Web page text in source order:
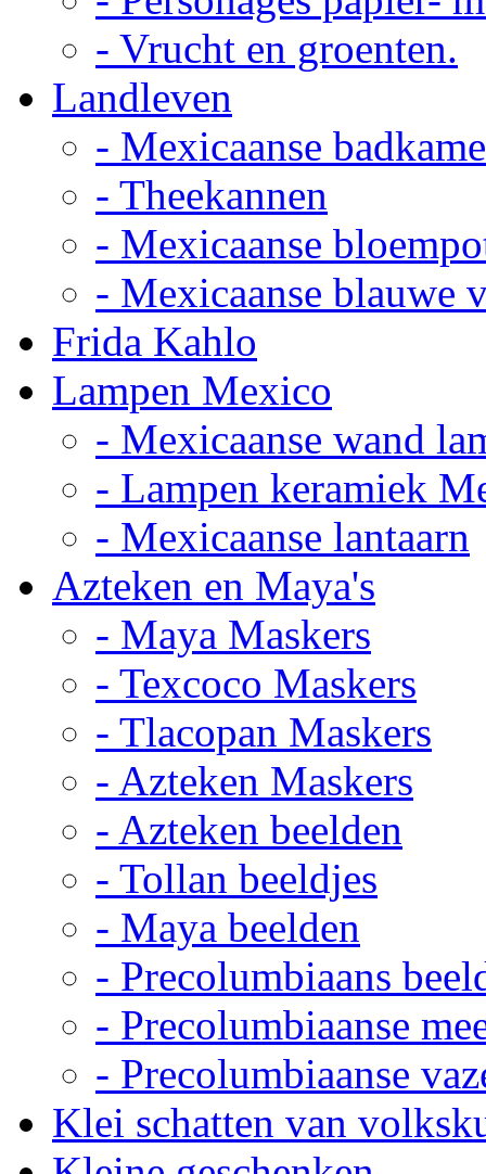
- Vrucht en groenten.
Landleven
- Mexicaanse
- Theekannen
- Mexicaanse
- Mexicaanse blauwe
Frida Kahlo
Lampen Mexico
- Mexicaanse wand
- Lampen keramiek
- Mexicaanse lantaarn
Azteken en Maya's
- Maya Maskers
- Texcoco Maskers
- Tlacopan Maskers
- Azteken Maskers
- Azteken beelden
- Tollan beeldjes
- Maya beelden
- Precolumbiaans
- Precolumbiaanse
- Precolumbiaanse
Klei schatten van